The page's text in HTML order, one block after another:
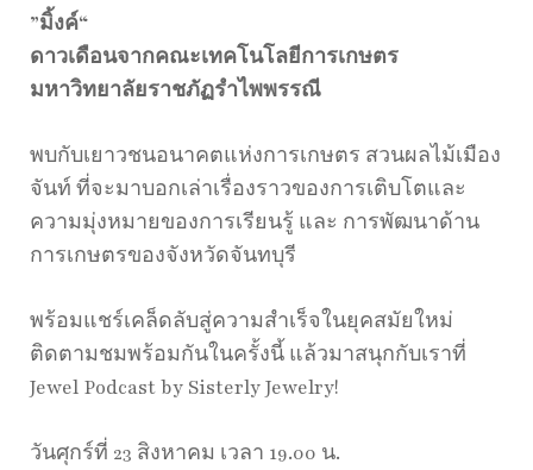
”มิ้งค์“
ดาวเดือนจากคณะเทคโนโลยีการเกษตร
มหาวิทยาลัยราชภัฏรำไพพรรณี
พบกับเยาวชนอนาคตแห่งการเกษตร สวนผลไม้เมือง
จันท์ ที่จะมาบอกเล่าเรื่องราวของการเติบโตและ
ความมุ่งหมายของการเรียนรู้ และ การพัฒนาด้าน
การเกษตรของจังหวัดจันทบุรี
พร้อมแชร์เคล็ดลับสู่ความสำเร็จในยุคสมัยใหม่
ติดตามชมพร้อมกันในครั้งนี้ แล้วมาสนุกกับเราที่
Jewel Podcast by Sisterly Jewelry!
วันศุกร์ที่ 23 สิงหาคม เวลา 19.00 น.